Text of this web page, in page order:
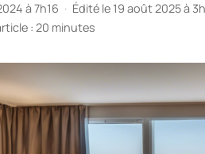
à 7h16 · Édité le 19 août 2025 à
: 20 minutes